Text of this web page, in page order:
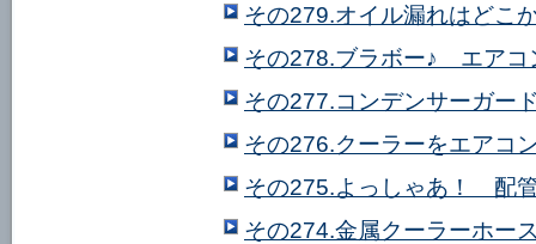
その279.オイル漏れはどこ
その278.ブラボー♪ エアコ
その277.コンデンサーガー
その276.クーラーをエアコ
その275.よっしゃあ！ 配
その274.金属クーラーホー